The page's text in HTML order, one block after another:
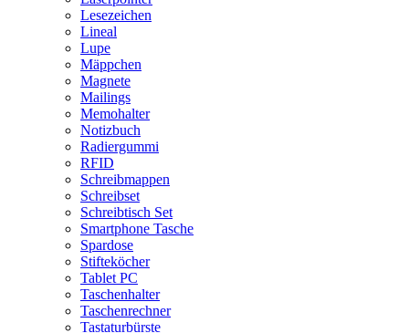
Lesezeichen
Lineal
Lupe
Mäppchen
Magnete
Mailings
Memohalter
Notizbuch
Radiergummi
RFID
Schreibmappen
Schreibset
Schreibtisch Set
Smartphone Tasche
Spardose
Stifteköcher
Tablet PC
Taschenhalter
Taschenrechner
Tastaturbürste